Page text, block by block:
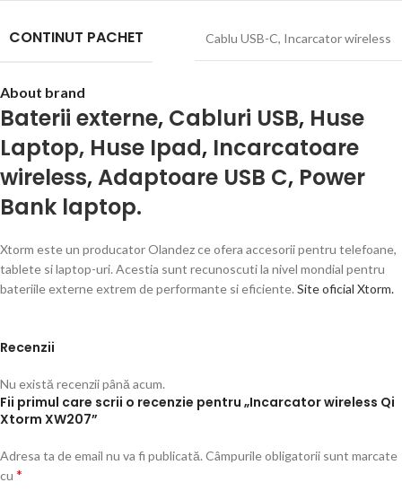
CONTINUT PACHET Cablu USB-C, Incarcator wireless
About brand
Baterii externe, Cabluri USB, Huse
Laptop, Huse Ipad, Incarcatoare
wireless,Adaptoare USB C, Power
Bank laptop.
Xtorm este un producator Olandez ce ofera accesorii pentru telefoane,
tablete si laptop-uri. Acestia sunt recunoscuti la nivel mondial pentru
bateriile externe extrem de performante si eficiente. Site oficial Xtorm.
Recenzii
Nu există recenzii până acum.
Fii primul care scrii o recenzie pentru „Incarcator wireless Qi
Xtorm XW207”
Adresa ta de email nu va fi publicată. Câmpurile obligatorii sunt marcate
cu *